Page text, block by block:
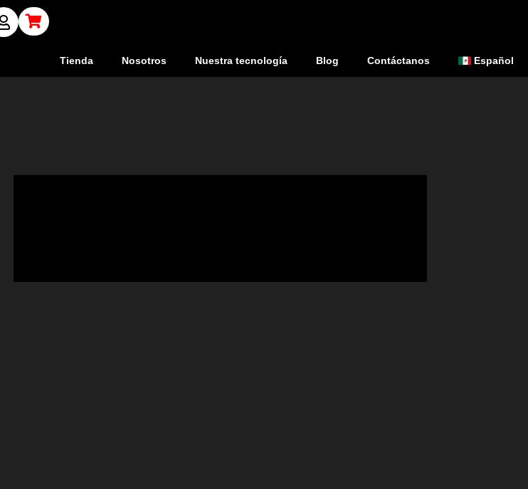
Tienda Nosotros Nuestra tecnología Blog Contáctanos Español